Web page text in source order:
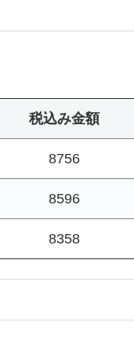
税込み金額
8756
8596
8358